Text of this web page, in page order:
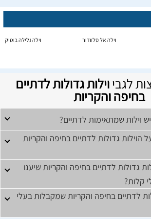
וילה אל סלוודור וילה גלילה בוטיק
לגביוילות גדולות לדתיים
בחיפה והקריות
וילות שמתאימות לדתיים?
גדולות לדתיים בחיפה והקריות
גדולות לדתיים בחיפה והקריות שיענו
קלות?
לדתיים בחיפה והקריות שמקבלות בעלי